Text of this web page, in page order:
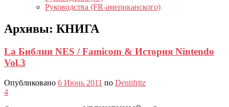
Руководства (FR-американского)
Архивы: КНИГА
La Библии NES / Famicom & История Nintendo
Vol.3
Опубликовано 6 Июнь 2011 по Dentifritz
4